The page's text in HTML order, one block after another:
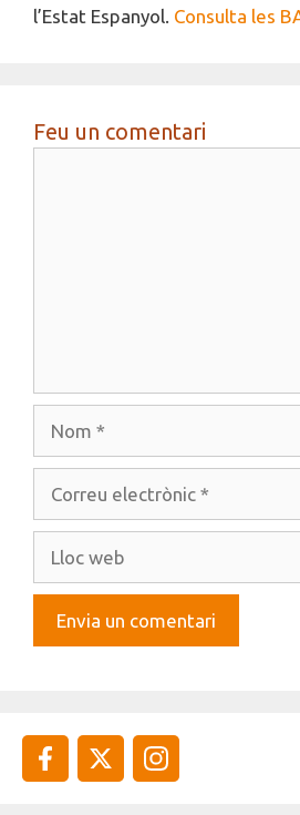
l’Estat Espanyol. Consulta les
Feu un comentari
electrònic
web